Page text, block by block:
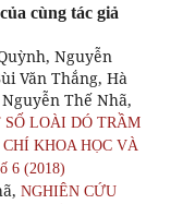
cùng tác giả
Nguyễn
Văn Thắng, Hà
Thế Nhã,
LOÀI DÓ TRẦM
CHÍ KHOA HỌC VÀ
6 (2018)
NGHIÊN CỨU